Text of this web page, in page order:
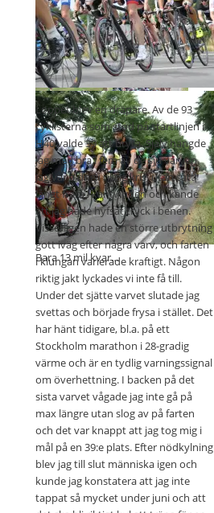
93 startande cyklister i H40
Langningssträckan var riktigt
tung att cykla. Uppför och
kantvind. Sög musten ur mig
varje gång
Höll mig ofta långt fram i klungan
Bara 13 mil kvar…
Loppet blev en dräpare. Av de 93
cyklisterna som stod på startlinjen i
H40 valde 39 att bryta. Själv hängde
jag med bra i fem av de sju varven.
Jag var aldrig i riktig kris, utan satt
långt fram i kantvinden och kände
att jag hade hyfsat tryck i benen.
Visserligen hade en större utbrytning
gott iväg efter några varv, och farten
i klungan varierade kraftigt. Någon
riktig jakt lyckades vi inte få till.
Under det sjätte varvet slutade jag
svettas och började frysa i stället. Det
har hänt tidigare, bl.a. på ett
Stockholm marathon i 28-gradig
värme och är en tydlig varningssignal
om överhettning. I backen på det
sista varvet vågade jag inte gå på
max längre utan slog av på farten
och det var knappt att jag tog mig i
mål på en 39:e plats. Efter nödkylning
blev jag till slut människa igen och
kunde jag konstatera att jag inte
tappat så mycket under juni och att